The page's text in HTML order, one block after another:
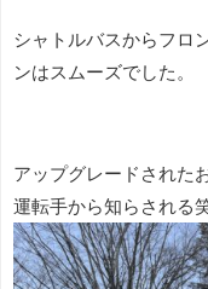
シャトルバスからフロ
ンはスムーズでした。
アップグレードされた
運転手から知らされる笑